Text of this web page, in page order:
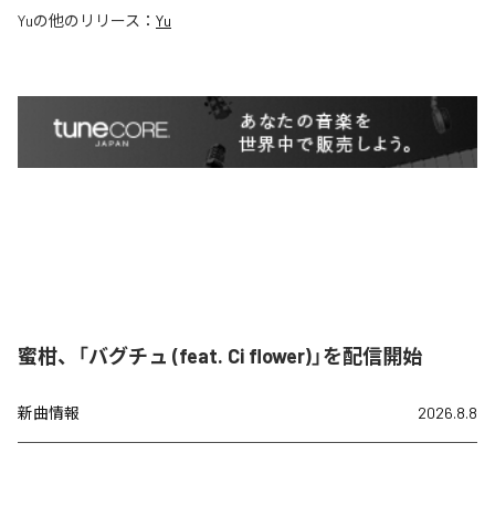
Yuの他のリリース： Yu
蜜柑、「バグチュ (feat. Ci flower)」を配信開始
新曲情報 2026.8.8